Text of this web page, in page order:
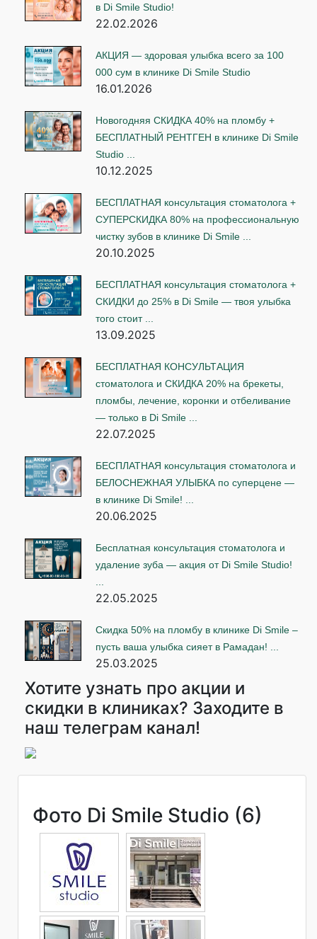
в Di Smile Studio!
22.02.2026
АКЦИЯ — здоровая улыбка всего за 100
000 сум в клинике Di Smile Studio
16.01.2026
Новогодняя СКИДКА 40% на пломбу +
БЕСПЛАТНЫЙ РЕНТГЕН в клинике Di Smile
Studio ...
10.12.2025
БЕСПЛАТНАЯ консультация стоматолога +
СУПЕРСКИДКА 80% на профессиональную
чистку зубов в клинике Di Smile ...
20.10.2025
БЕСПЛАТНАЯ консультация стоматолога +
СКИДКИ до 25% в Di Smile — твоя улыбка
того стоит ...
13.09.2025
БЕСПЛАТНАЯ КОНСУЛЬТАЦИЯ
стоматолога и СКИДКА 20% на брекеты,
пломбы, лечение, коронки и отбеливание
— только в Di Smile ...
22.07.2025
БЕСПЛАТНАЯ консультация стоматолога и
БЕЛОСНЕЖНАЯ УЛЫБКА по суперцене —
в клинике Di Smile! ...
20.06.2025
Бесплатная консультация стоматолога и
удаление зуба — акция от Di Smile Studio!
22.05.2025
Скидка 50% на пломбу в клинике Di Smile –
пусть ваша улыбка сияет в Рамадан! ...
25.03.2025
Хотите узнать про акции и
скидки в клиниках? Заходите в
наш телеграм канал!
Фото Di Smile Studio (6)